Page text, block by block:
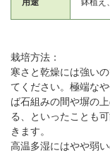
栽培方法：
寒さと乾燥には強い
てください。極端な
ば石組みの間や塀の
る、といったことも
きます。
高温多湿にはやや弱